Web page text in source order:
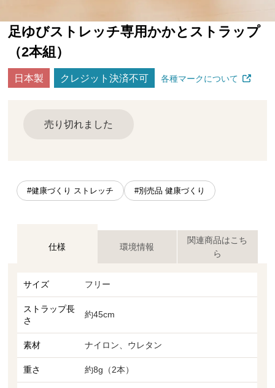
足ゆびストレッチ専用かかとストラップ
（2本組）
日本製 クレジット決済不可 各種マークについて
売り切れました
#健康づくり ストレッチ #別売品 健康づくり
仕様 環境情報
関連商品はこち
ら
サイズ フリー
ストラップ長
さ
約45cm
素材 ナイロン、ウレタン
重さ 約8g（2本）